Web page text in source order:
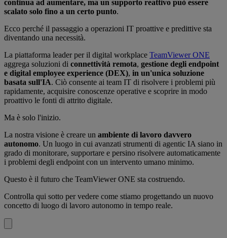
continua ad aumentare, ma un supporto reattivo può essere
scalato solo fino a un certo punto.
Ecco perché il passaggio a operazioni IT proattive e predittive sta
diventando una necessità.
La piattaforma leader per il digital workplace TeamViewer ONE
aggrega soluzioni di connettività remota, gestione degli endpoint
e digital employee experience (DEX), in un'unica soluzione
basata sull'IA. Ciò consente ai team IT di risolvere i problemi più
rapidamente, acquisire conoscenze operative e scoprire in modo
proattivo le fonti di attrito digitale.
Ma è solo l'inizio.
La nostra visione è creare un ambiente di lavoro davvero
autonomo. Un luogo in cui avanzati strumenti di agentic IA siano in
grado di monitorare, supportare e persino risolvere automaticamente
i problemi degli endpoint con un intervento umano minimo.
Questo è il futuro che TeamViewer ONE sta costruendo.
Controlla qui sotto per vedere come stiamo progettando un nuovo
concetto di luogo di lavoro autonomo in tempo reale.